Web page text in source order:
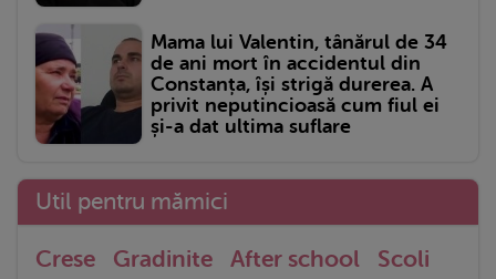
Mama lui Valentin, tânărul de 34
de ani mort în accidentul din
Constanța, își strigă durerea. A
privit neputincioasă cum fiul ei
și-a dat ultima suflare
Util pentru mămici
Crese Gradinite After school
Scoli